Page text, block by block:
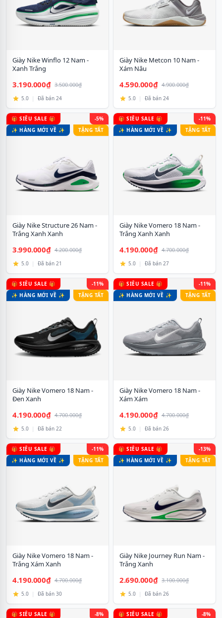
Giày Nike Winflo 12 Nam -
Xanh Trắng
3.190.000₫ 3.500.000₫
5.0 | Đã bán 24
Giày Nike Metcon 10 Nam -
Xám Nâu
4.590.000₫ 4.900.000₫
5.0 | Đã bán 24
🎁 SIÊU SALE 🎁
✨ HÀNG MỚI VỀ ✨
-5%
TẶNG TẤT
Giày Nike Structure 26 Nam -
Trắng Xanh Xanh
3.990.000₫ 4.200.000₫
5.0 | Đã bán 21
🎁 SIÊU SALE 🎁
✨ HÀNG MỚI VỀ ✨
-11%
TẶNG TẤT
Giày Nike Vomero 18 Nam -
Trắng Xanh Xanh
4.190.000₫ 4.700.000₫
5.0 | Đã bán 27
🎁 SIÊU SALE 🎁
✨ HÀNG MỚI VỀ ✨
-11%
TẶNG TẤT
Giày Nike Vomero 18 Nam -
Đen Xanh
4.190.000₫ 4.700.000₫
5.0 | Đã bán 22
🎁 SIÊU SALE 🎁
✨ HÀNG MỚI VỀ ✨
-11%
TẶNG TẤT
Giày Nike Vomero 18 Nam -
Xám Xám
4.190.000₫ 4.700.000₫
5.0 | Đã bán 26
🎁 SIÊU SALE 🎁
✨ HÀNG MỚI VỀ ✨
-11%
TẶNG TẤT
Giày Nike Vomero 18 Nam -
Trắng Xám Xanh
4.190.000₫ 4.700.000₫
5.0 | Đã bán 30
🎁 SIÊU SALE 🎁
✨ HÀNG MỚI VỀ ✨
-13%
TẶNG TẤT
Giày Nike Journey Run Nam -
Trắng Xanh
2.690.000₫ 3.100.000₫
5.0 | Đã bán 26
🎁 SIÊU SALE 🎁
-8%
🎁 SIÊU SALE 🎁
-8%